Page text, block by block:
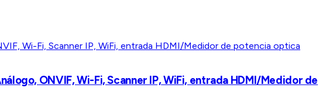
ONVIF, Wi-Fi, Scanner IP, WiFi, entrada HDMI/Medidor de